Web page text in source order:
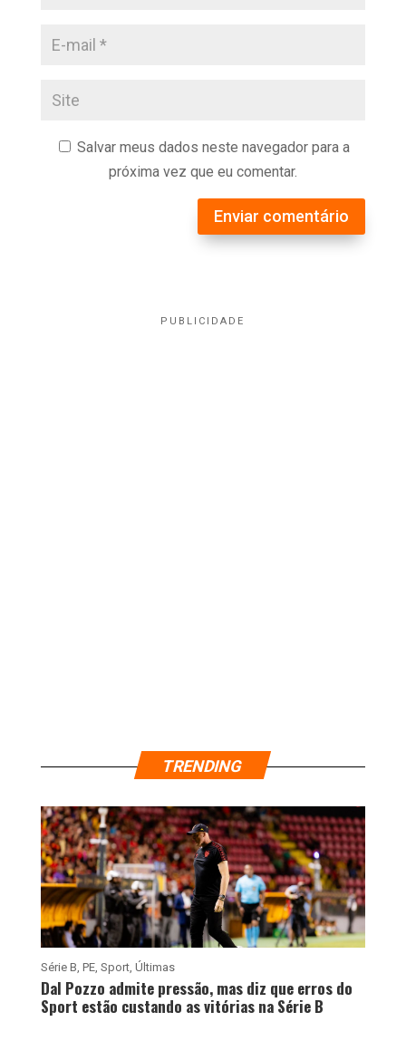
Salvar meus dados neste navegador para a
próxima vez que eu comentar.
Enviar comentário
PUBLICIDADE
TRENDING
Série B, PE, Sport, Últimas
Dal Pozzo admite pressão, mas diz que erros do
Sport estão custando as vitórias na Série B